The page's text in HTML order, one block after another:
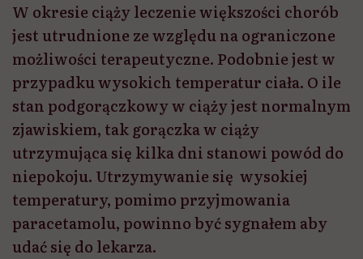
W okresie ciąży leczenie większości chorób
jest utrudnione ze względu na ograniczone
możliwości terapeutyczne. Podobnie jest w
przypadku wysokich temperatur ciała. O ile
stan podgorączkowy w ciąży jest normalnym
zjawiskiem, tak gorączka w ciąży
utrzymująca się kilka dni stanowi powód do
niepokoju. Utrzymywanie się wysokiej
temperatury, pomimo przyjmowania
paracetamolu, powinno być sygnałem aby
udać się do lekarza.